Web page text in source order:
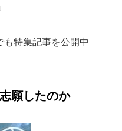
も特集記事を公開中
願したのか